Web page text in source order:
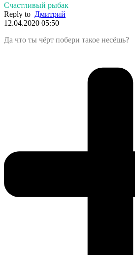
Счастливый рыбак
Reply to Дмитрий
12.04.2020 05:50
Да что ты чёрт побери такое несёшь?